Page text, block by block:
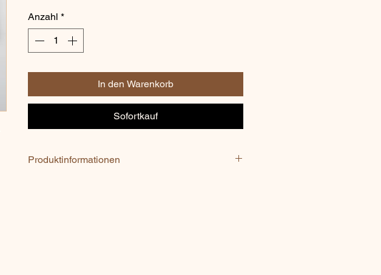
Anzahl *
In den Warenkorb
Sofortkauf
Produktinformationen